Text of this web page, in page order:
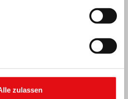
zulassen
Silberjubiläum